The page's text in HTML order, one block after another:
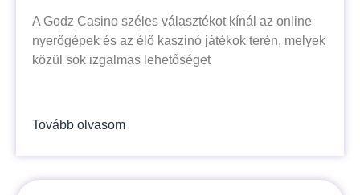
A Godz Casino széles választékot kínál az online
nyerőgépek és az élő kaszinó játékok terén, melyek
közül sok izgalmas lehetőséget
Tovább olvasom